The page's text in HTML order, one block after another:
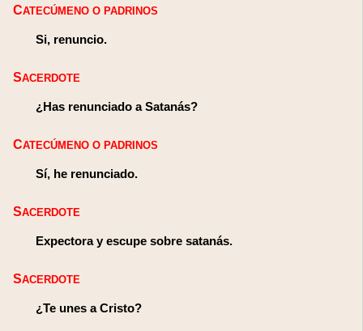
CATECÚMENO O PADRINOS
Si, renuncio.
SACERDOTE
¿Has renunciado a Satanás?
CATECÚMENO O PADRINOS
Sí, he renunciado.
SACERDOTE
Expectora y escupe sobre satanás.
SACERDOTE
¿Te unes a Cristo?